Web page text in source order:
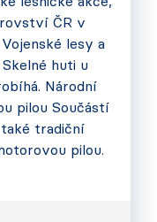
ČR v
lesy a
huti u
Národní
pilou Součástí
tradiční
pilou.